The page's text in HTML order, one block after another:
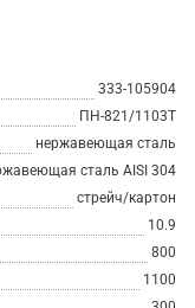
333-105904
ПН-821/1103Т
нержавеющая сталь
сталь AISI 304
стрейч/картон
10.9
800
1100